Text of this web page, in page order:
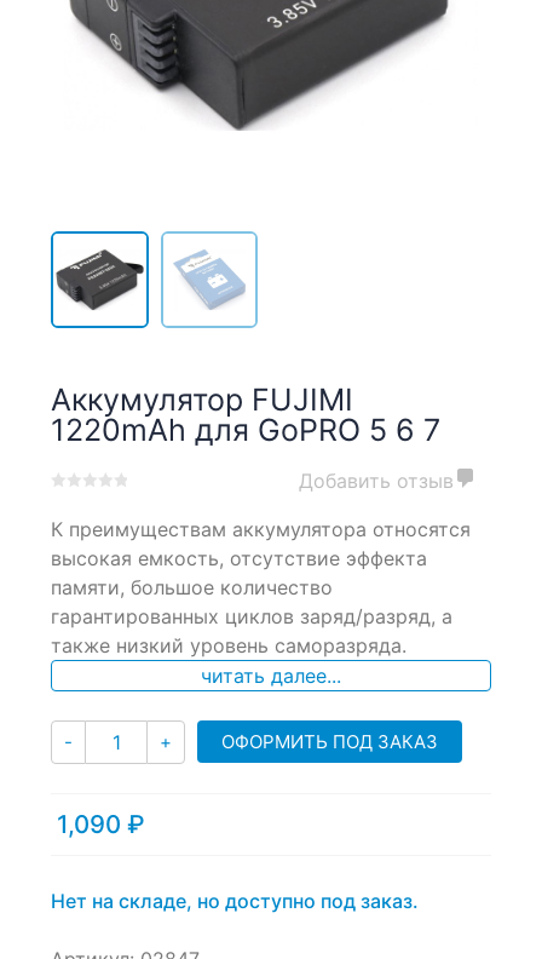
Аккумулятор FUJIMI
1220mAh для GoPRO 5 6 7
out
on
customer
ratings
Добавить отзыв
К преимуществам аккумулятора относятся
высокая емкость, отсутствие эффекта
памяти, большое количество
гарантированных циклов заряд/разряд, а
также низкий уровень саморазряда.
читать далее...
- Количество
+ ОФОРМИТЬ ПОД ЗАКАЗ
1,090 ₽
Нет на складе, но доступно под заказ.